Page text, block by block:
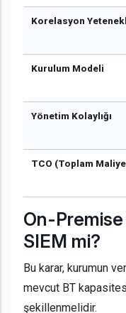
Korelasyon
Kurulum Modeli
Yönetim Kolaylığı
TCO (Toplam
On-
SIEM mi?
Bu karar, kurumun
mevcut BT
şekillenmelidir.